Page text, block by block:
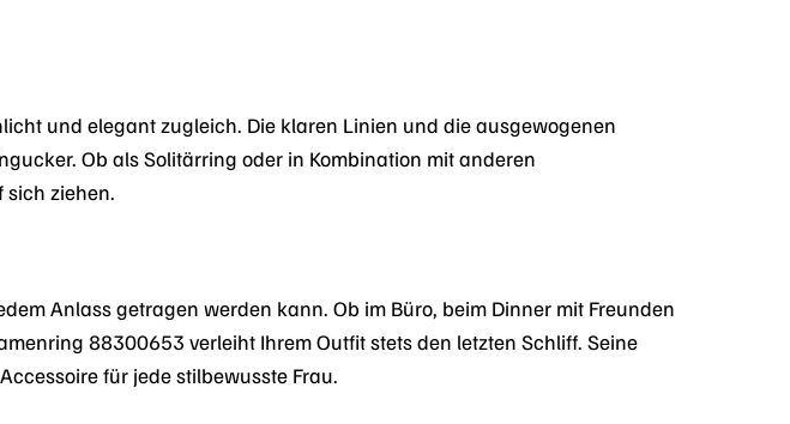
und elegant zugleich. Die klaren Linien und die ausgewogenen
Ob als Solitärring oder in Kombination mit anderen
sich ziehen.
Anlass getragen werden kann. Ob im Büro, beim Dinner mit Freunden
88300653 verleiht Ihrem Outfit stets den letzten Schliff. Seine
für jede stilbewusste Frau.